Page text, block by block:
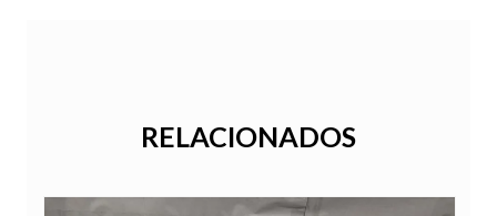
RELACIONADOS